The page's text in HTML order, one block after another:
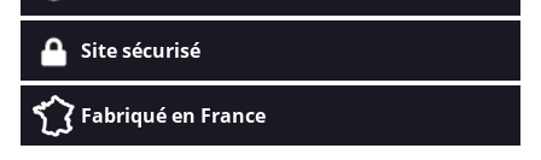
Site sécurisé
Fabriqué en France